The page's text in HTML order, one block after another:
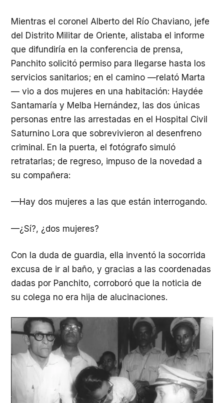
Mientras el coronel Alberto del Río Chaviano, jefe
del Distrito Militar de Oriente, alistaba el informe
que difundiría en la conferencia de prensa,
Panchito solicitó permiso para llegarse hasta los
servicios sanitarios; en el camino —relató Marta
— vio a dos mujeres en una habitación: Haydée
Santamaría y Melba Hernández, las dos únicas
personas entre las arrestadas en el Hospital Civil
Saturnino Lora que sobrevivieron al desenfreno
criminal. En la puerta, el fotógrafo simuló
retratarlas; de regreso, impuso de la novedad a
su compañera:
—Hay dos mujeres a las que están interrogando.
—¿Sí?, ¿dos mujeres?
Con la duda de guardia, ella inventó la socorrida
excusa de ir al baño, y gracias a las coordenadas
dadas por Panchito, corroboró que la noticia de
su colega no era hija de alucinaciones.